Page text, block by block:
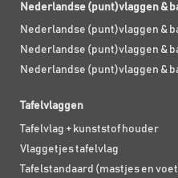
Nederlandse (punt)vlaggen &
Nederlandse (punt)vlaggen &
Nederlandse (punt)vlaggen &
Nederlandse (punt)vlaggen &
Tafelvlaggen
Tafelvlag + kunststof houder
Vlaggetjes tafelvlag
Tafelstandaard (mastjes en